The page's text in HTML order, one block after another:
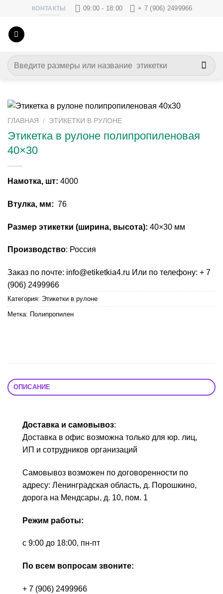
content
КОНТАКТЫ 09:00 - 18:00 + 7 (906) 2499966
Искать:
ГЛАВНАЯ / ЭТИКЕТКИ В РУЛОНЕ
Этикетка в рулоне полипропиленовая
40×30
Намотка, шт: 4000
Втулка, мм: 76
Размер этикетки (ширина, высота): 40×30 мм
Производство: Россия
Заказ по почте: info@etiketkia4.ru Или по телефону: + 7
(906) 2499966
Категория: Этикетки в рулоне
Метка: Полипропилен
ОПИСАНИЕ
Доставка и самовывоз:
Доставка в офис возможна только для юр. лиц,
ИП и сотрудников организаций
Самовывоз возможен по договоренности по
адресу: Ленинградская область, д. Порошкино,
дорога на Мендсары, д. 10, пом. 1
Режим работы:
с 9:00 до 18:00, пн-пт
По всем вопросам звоните:
+ 7 (906) 2499966